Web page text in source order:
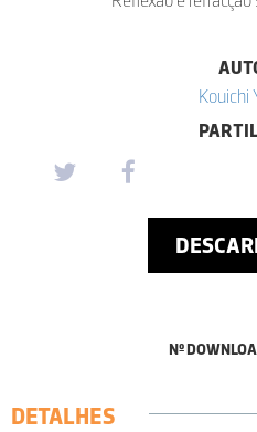
Kouichi
Nº
DETALHES